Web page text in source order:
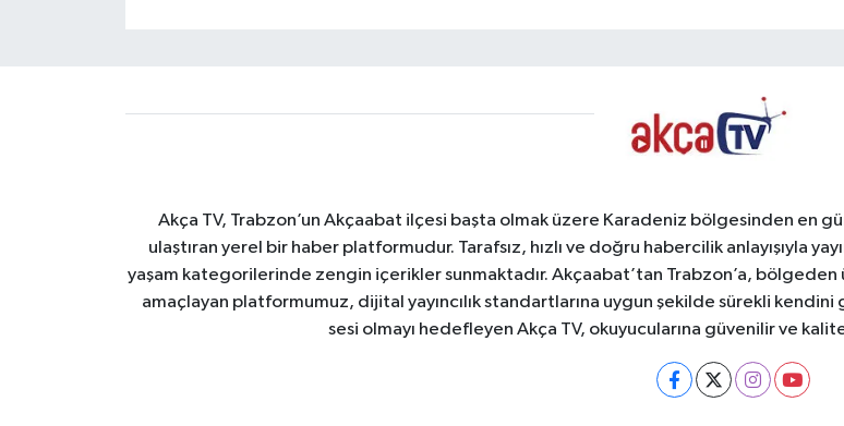
Akça TV, Trabzon’un Akçaabat ilçesi başta olmak üzere Karadeniz bölgesinden en
ulaştıran yerel bir haber platformudur. Tarafsız, hızlı ve doğru habercilik anlayışıyla
yaşam kategorilerinde zengin içerikler sunmaktadır. Akçaabat’tan Trabzon’a,
amaçlayan platformumuz, dijital yayıncılık standartlarına uygun şekilde sürekli
sesi olmayı hedefleyen Akça TV, okuyucularına güvenilir ve